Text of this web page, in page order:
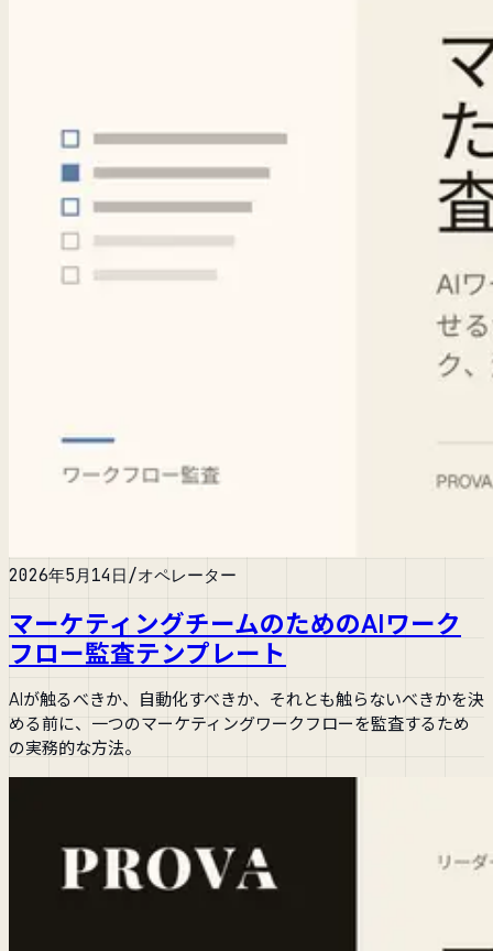
2026年5月14日/オペレーター
マーケティングチームのためのAIワーク
フロー監査テンプレート
AIが触るべきか、自動化すべきか、それとも触らないべきかを決
める前に、一つのマーケティングワークフローを監査するため
の実務的な方法。